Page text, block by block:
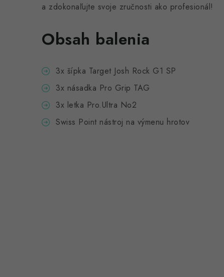
a zdokonaľujte svoje zručnosti ako profesionál!
Obsah balenia
3x šípka Target Josh Rock G1 SP
3x násadka Pro Grip TAG
3x letka Pro.Ultra No2
Swiss Point nástroj na výmenu hrotov